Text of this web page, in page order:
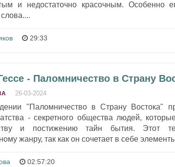
и недостаточно красочным. Особенно
29:33
- Паломничество в Страну
26-03-2024
"Паломничество в Страну Востока"
- секретного общества людей,
и постижению тайн бытия. Этот
жанру, так как он сочетает в себе
02:57:20